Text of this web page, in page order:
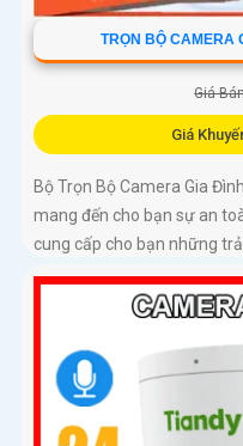
TRỌN BỘ CAMERA
Giá
Giá
Bộ Trọn Bộ Camera Gia
mang đến cho bạn sự an
cung cấp cho bạn những
tiên...